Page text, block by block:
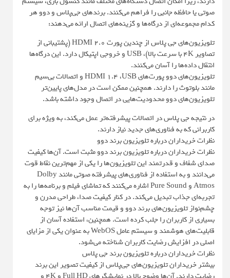
صوتی یا حافظه جانبی را فراهم می‌کنند. برندهای جی‌پلاس و دوو هر
کدام مجموعه‌ای از درگاه‌ها و گزینه‌های اتصال ارائه می‌دهند:
تلویزیون‌های جی پلاس از چندین پورت HDMI 2.0 (پشتیبانی از
تصاویر 4K با سرعت بالا)، USB و خروجی اپتیکال دارد. این درگاه‌ها
انتقال داده‌ها را آسان می‌کنند.
تلویزیون‌های دوو پورت‌های HDMI 1.4 ،USB و اتصالات بی‌سیم
مانند بلوتوث را دارند. همچنین ممکن است در مدل‌های پایین‌تر
تلویزیون‌های دوو محدودیت‌هایی در اتصال وجود داشته باشد.
در نتیجه جی پلاس در اتصالات پیشرفته‌تر عمل می‌کند، به ویژه برای
کاربرانی که به فناوری‌های جدید نیاز دارند.
نظرات خریداران درباره تلویزیون برند دوو
نظرات خریداران درباره تلویزیون برند دوو مثبت است. آن‌ها کیفیت
صدای شفاف و قدرتمند این تلویزیون‌ها را یکی از مهم‌ترین نقاط قوت
می‌دانند و به استفاده از فناوری‌های پیشرفته صوتی مانند Dolby
Atmos و Pure Sound اشاره می‌کنند که تماشای فیلم و برنامه‌ها را به
تجربه‌ای جذاب تبدیل می‌کند. در کنار کیفیت صدا، طراحی مدرن و
چشم‌نواز تلویزیون‌های برند دوو و قیمت مناسب آن‌ها نیز توجه
بسیاری از کاربران را جلب کرده است. همچنین، استفاده آسان از
قابلیت‌های هوشمند و سیستم عامل WebOS به‌ عنوان یکی از مزایای
اصلی در افزایش رضایت کاربران شناخته می‌شود.
نظرات خریداران درباره تلویزیون برند جی پلاس
بیشتر خریداران تلویزیون‌های جی‌پلاس از کیفیت تصویر این برند